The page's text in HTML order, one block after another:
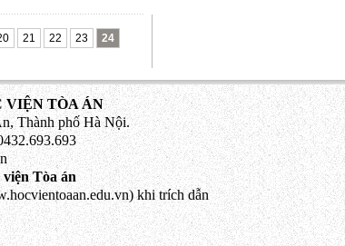
21 22 23
24
VIỆN TÒA ÁN
Thành phố Hà Nội.
Tòa án
khi trích dẫn